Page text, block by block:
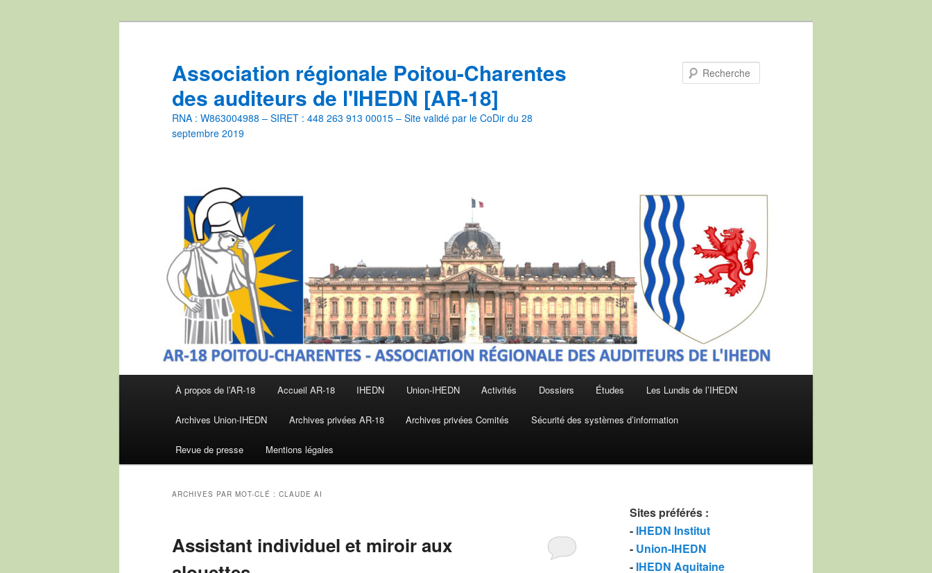
Association régionale Poitou-Charentes
des auditeurs de l'IHEDN [AR-18]
RNA : W863004988 – SIRET : 448 263 913 00015 – Site validé par le CoDir du 28
septembre 2019
À propos de l’AR-18 Accueil AR-18 IHEDN Union-IHEDN Activités Dossiers Études Les Lundis de l’IHEDN
Archives Union-IHEDN Archives privées AR-18 Archives privées Comités Sécurité des systèmes d’information
Revue de presse Mentions légales
ARCHIVES PAR MOT-CLÉ : CLAUDE AI
Assistant individuel et miroir aux
Sites préférés :
- IHEDN Institut
- Union-IHEDN
- IHEDN Aquitaine